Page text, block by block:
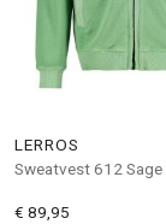
LERROS
Sweatvest 612 Sage
€ 89,95